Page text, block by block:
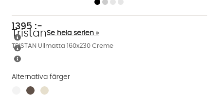
TRISTAN Ullmatta 160x230 Creme
TristanSe hela serien »
1395 :-
Alternativa färger
Finns även i dessa färger: